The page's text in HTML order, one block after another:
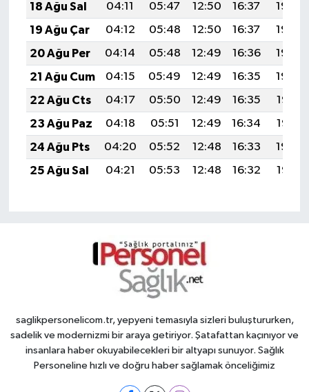
18 Ağu Sal
04:11 05:47 12:50 16:37
19:43
19 Ağu Çar
04:12 05:48 12:50 16:37
19:42
20 Ağu Per
04:14 05:48 12:49 16:36
19:40
21 Ağu Cum
04:15 05:49 12:49 16:35
19:39
22 Ağu Cts
04:17 05:50 12:49 16:35
19:37
23 Ağu Paz
04:18 05:51 12:49 16:34
19:36
24 Ağu Pts
04:20 05:52 12:48 16:33
19:34
25 Ağu Sal
04:21 05:53 12:48 16:32 19:33
saglikpersonelicom.tr, yepyeni temasıyla sizleri buluştururken,
sadelik ve modernizmi bir araya getiriyor. Şatafattan kaçınıyor ve
insanlara haber okuyabilecekleri bir altyapı sunuyor. Sağlık
Personeline hızlı ve doğru haber sağlamak önceliğimiz